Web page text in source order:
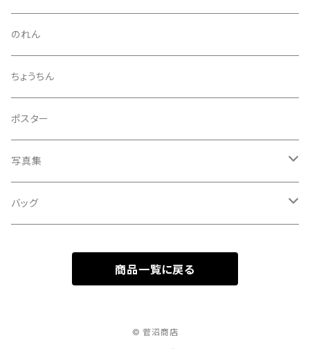
お礼ボイス
アクリルスタンド
灰皿
白露
秋分
毅然湯
スガヌマンチョコシール
A HARD DAY'S NIGHT
with the suganuma's
のれん
ちょうちん
ポスター
写真集
５歳刻み写真集
バッグ
マルシェバッグ
商品一覧に戻る
© 菅沼商店